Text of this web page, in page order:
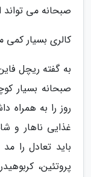
صبحانه می تواند
کالری بسیار
به گفته ریچل
صبحانه بسیار
روز را به همراه
غذایی ناهار و
باید تعادل را
پروتئین،